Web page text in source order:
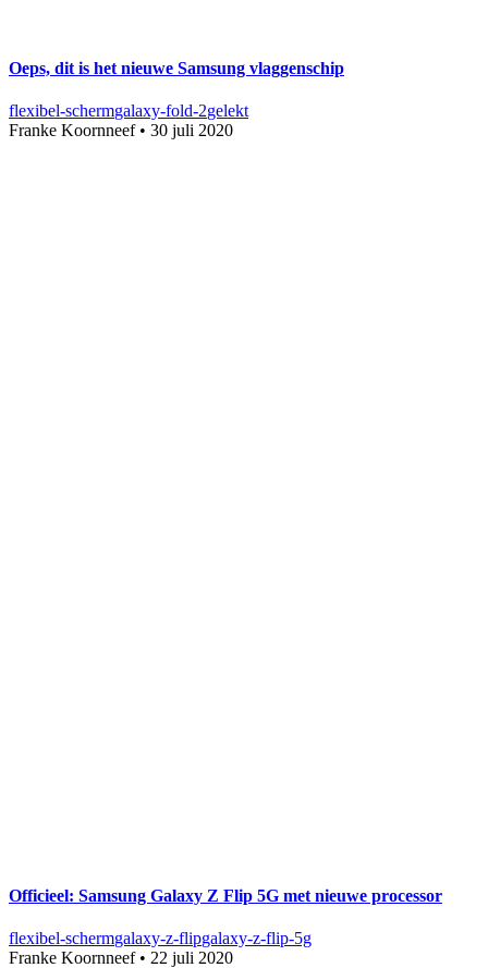
Oeps, dit is het nieuwe Samsung vlaggenschip
flexibel-schermgalaxy-fold-2gelekt
Franke Koornneef• 30 juli 2020
Officieel: Samsung Galaxy Z Flip 5G met nieuwe processor
flexibel-schermgalaxy-z-flipgalaxy-z-flip-5g
Franke Koornneef• 22 juli 2020